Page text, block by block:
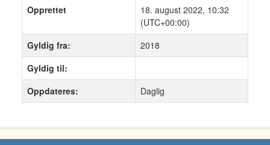
Opprettet
18. august 2022, 10:32
(UTC+00:00)
Gyldig fra:
2018
Gyldig til:
Oppdateres:
Daglig